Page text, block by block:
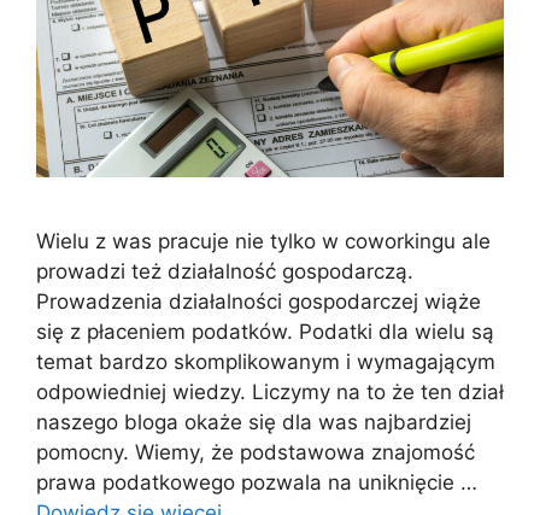
Wielu z was pracuje nie tylko w coworkingu ale
prowadzi też działalność gospodarczą.
Prowadzenia działalności gospodarczej wiąże
się z płaceniem podatków. Podatki dla wielu są
temat bardzo skomplikowanym i wymagającym
odpowiedniej wiedzy. Liczymy na to że ten dział
naszego bloga okaże się dla was najbardziej
pomocny. Wiemy, że podstawowa znajomość
prawa podatkowego pozwala na uniknięcie …